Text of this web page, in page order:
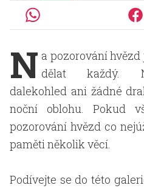
N a pozorování hvězd
dělat každý.
dalekohled ani žádné
noční oblohu. Pokud
pozorování hvězd co
paměti několik věcí.
Podívejte se do této